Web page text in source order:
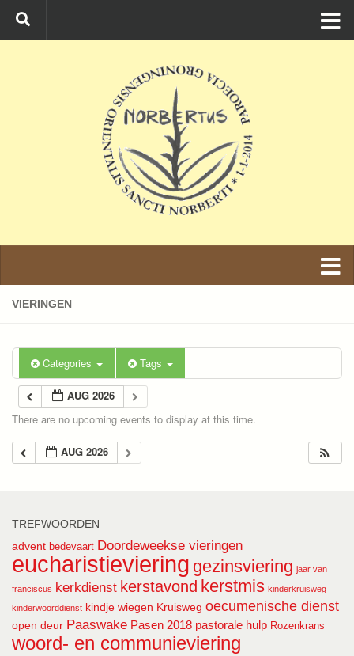
Ga naar de inhoud
VIERINGEN
Categories Tags
AUG 2026
There are no upcoming events to display at this time.
AUG 2026
TREFWOORDEN
advent bedevaart Doordeweekse vieringen
eucharistieviering gezinsviering jaar van
franciscus kerkdienst kerstavond kerstmis kinderkruisweg
kinderwoorddienst kindje wiegen Kruisweg oecumenische dienst
open deur Paaswake Pasen 2018 pastorale hulp Rozenkrans
woord- en communieviering